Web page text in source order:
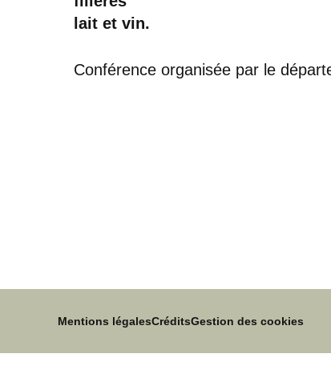
lait et vin.
Conférence organisée par le
Mentions légalesCréditsGestion des cookies